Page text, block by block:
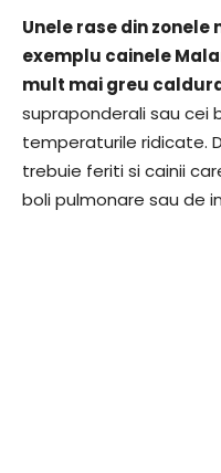
Unele rase din
exemplu cainele
mult mai greu
supraponderali sau cei
temperaturile ridicate.
trebuie feriti si cainii
boli pulmonare sau de